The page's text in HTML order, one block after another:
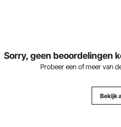
Sorry, geen beoordelingen
Probeer een of meer van
Bekijk